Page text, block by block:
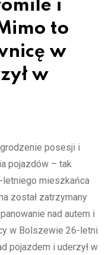
i
to
w
w
posesji i
pojazdów – tak
letniego mieszkańca
został zatrzymany
nad autem i
w Bolszewie 26-letni
pojazdem i uderzył w